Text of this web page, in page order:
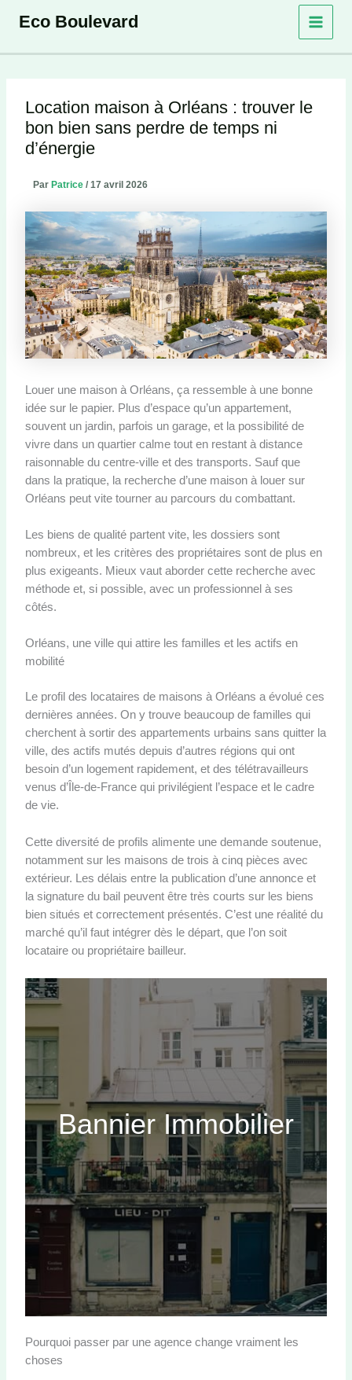
Eco Boulevard
Location maison à Orléans : trouver le
bon bien sans perdre de temps ni
d’énergie
Par Patrice / 17 avril 2026
Louer une maison à Orléans, ça ressemble à une bonne
idée sur le papier. Plus d’espace qu’un appartement,
souvent un jardin, parfois un garage, et la possibilité de
vivre dans un quartier calme tout en restant à distance
raisonnable du centre-ville et des transports. Sauf que
dans la pratique, la recherche d’une maison à louer sur
Orléans peut vite tourner au parcours du combattant.
Les biens de qualité partent vite, les dossiers sont
nombreux, et les critères des propriétaires sont de plus en
plus exigeants. Mieux vaut aborder cette recherche avec
méthode et, si possible, avec un professionnel à ses
côtés.
Orléans, une ville qui attire les familles et les actifs en
mobilité
Le profil des locataires de maisons à Orléans a évolué ces
dernières années. On y trouve beaucoup de familles qui
cherchent à sortir des appartements urbains sans quitter la
ville, des actifs mutés depuis d’autres régions qui ont
besoin d’un logement rapidement, et des télétravailleurs
venus d’Île-de-France qui privilégient l’espace et le cadre
de vie.
Cette diversité de profils alimente une demande soutenue,
notamment sur les maisons de trois à cinq pièces avec
extérieur. Les délais entre la publication d’une annonce et
la signature du bail peuvent être très courts sur les biens
bien situés et correctement présentés. C’est une réalité du
marché qu’il faut intégrer dès le départ, que l’on soit
locataire ou propriétaire bailleur.
Bannier Immobilier
Pourquoi passer par une agence change vraiment les
choses